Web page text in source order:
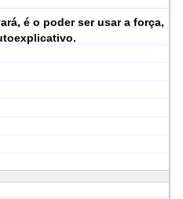
é o poder ser usar a força,